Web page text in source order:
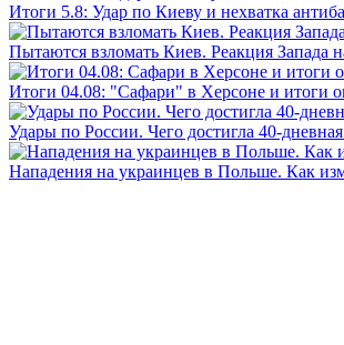
Итоги 5.8: Удар по Киеву и нехватка
Пытаются взломать Киев. Реакция Запада
Итоги 04.08: "Сафари" в Херсоне и итоги
Удары по России. Чего достигла 40-
Нападения на украинцев в Польше. Как